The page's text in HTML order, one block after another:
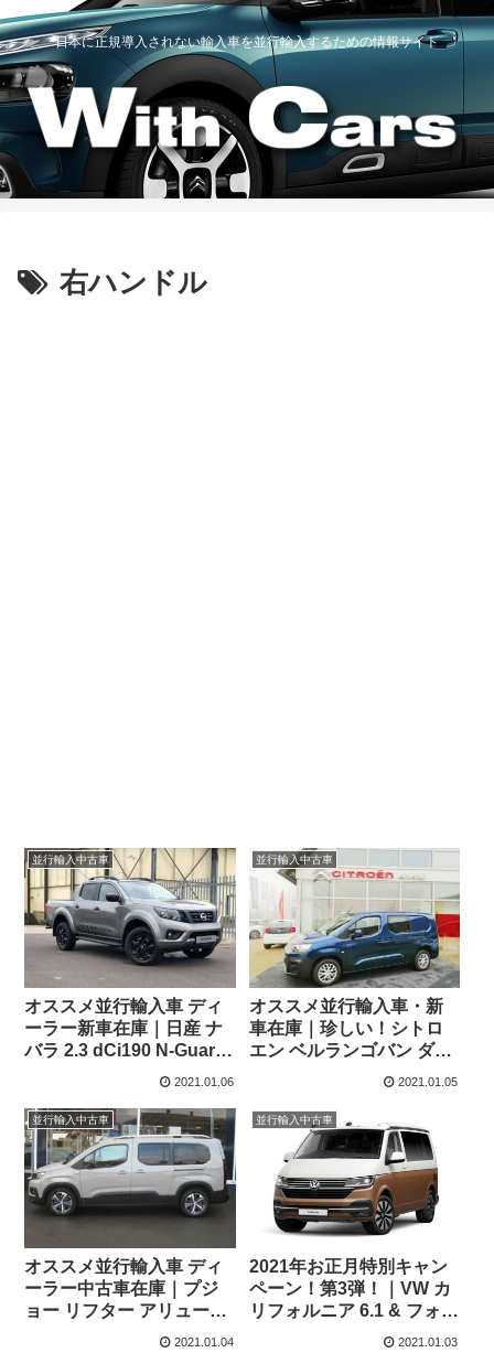
日本に正規導入されない輸入車を並行輸入するための情報サイト
右ハンドル
並行輸入中古車
オススメ並行輸入車 ディ
ーラー新車在庫｜日産 ナ
バラ 2.3 dCi190 N-Guard
2021.01.06
並行輸入中古車
オススメ並行輸入車・新
車在庫｜珍しい！シトロ
エン ベルランゴバン ダブ
乗り) EAT8 左ハンドル
2021.01.05
並行輸入中古車
オススメ並行輸入車 ディ
ーラー中古車在庫｜プジ
ョー リフター アリュール
1.2 PureTech 130 EAT8
2021.01.04
並行輸入中古車
2021年お正月特別キャン
ペーン！第3弾！｜VW カ
リフォルニア 6.1 & フォー
ド ナゲット 新車特別販売
2021.01.03